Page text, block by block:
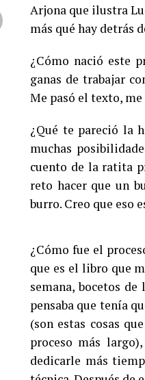
Arjona que ilustra
más qué hay detrás
¿Cómo nació este
ganas de trabajar
Me pasó el texto,
¿Qué te pareció la
muchas
cuento de la ratita
reto hacer que un
burro. Creo que eso
¿Cómo fue el
que es el libro que
semana, bocetos
pensaba que tenía
(son estas cosas
proceso más
dedicarle más